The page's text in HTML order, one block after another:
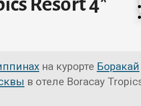
на курорте Боракай
в отеле Boracay